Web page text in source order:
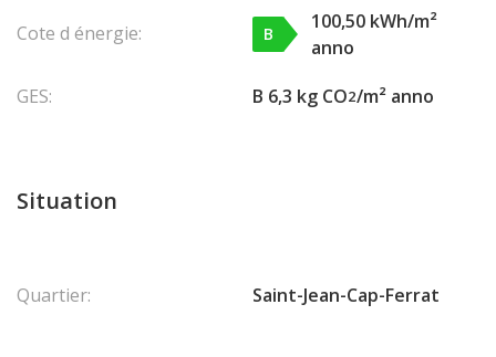
Cote d énergie: B
100,50 kWh/m²
anno
GES:
B 6,3 kg CO2/m² anno
Situation
Quartier: Saint-Jean-Cap-Ferrat